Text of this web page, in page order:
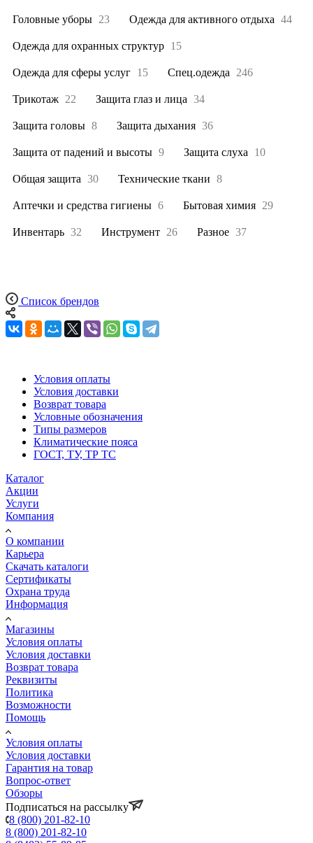
Головные уборы 23 Одежда для активного отдыха 44
Одежда для охранных структур 15
Одежда для сферы услуг 15 Спец.одежда 246
Трикотаж 22 Защита глаз и лица 34
Защита головы 8 Защита дыхания 36
Защита от падений и высоты 9 Защита слуха 10
Общая защита 30 Технические ткани 8
Аптечки и средства гигиены 6 Бытовая химия 29
Инвентарь 32 Инструмент 26 Разное 37
Список брендов
Условия оплаты
Условия доставки
Возврат товара
Условные обозначения
Типы размеров
Климатические пояса
ГОСТ, ТУ, ТР ТС
Каталог
Акции
Услуги
Компания
О компании
Карьера
Cкачать каталоги
Сертификаты
Охрана труда
Информация
Магазины
Условия оплаты
Условия доставки
Возврат товара
Реквизиты
Политика
Возможности
Помощь
Условия оплаты
Условия доставки
Гарантия на товар
Вопрос-ответ
Обзоры
Подписаться на рассылку
8 (800) 201-82-10
8 (800) 201-82-10